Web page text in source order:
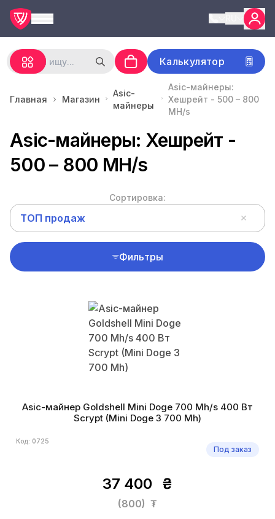
Калькулятор
Главная Магазин
Asic-
майнеры
Asic-майнеры:
Хешрейт - 500 – 800
MH/s
Asic-майнеры: Хешрейт -
500 – 800 MH/s
Сортировка:
ТОП продаж
Фильтры
Asic-майнер Goldshell Mini Doge 700 Mh/s 400 Вт
Scrypt (Mini Doge 3 700 Mh)
Код: 0725
Под заказ
37 400 ₴
(800) ₮